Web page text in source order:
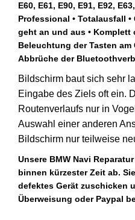
E60, E61, E90, E91, E92,
Professional • Totalausfall
geht an und aus • Komplett
Beleuchtung der Tasten am
Abbrüche der
Bildschirm baut sich sehr
Eingabe des Ziels oft ein.
Routenverlaufs nur in
Auswahl einer anderen
Bildschirm nur teilweise
Unsere BMW Navi
binnen kürzester Zeit ab.
defektes Gerät zuschicken
Überweisung oder Paypal